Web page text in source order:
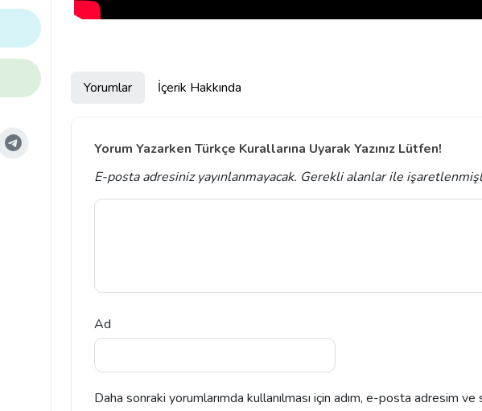
Yorumlar İçerik Hakkında
Yorum Yazarken Türkçe Kurallarına Uyarak Yazınız Lütfen!
E-posta adresiniz yayınlanmayacak. Gerekli alanlarile
Ad
Daha sonraki yorumlarımda kullanılması için adım, e-posta adresim